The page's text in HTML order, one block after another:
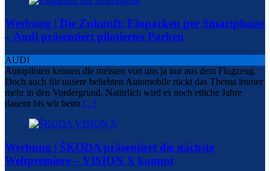
Werbung | Die Zukunft: Einparken per Smartphone
– Audi präsentiert pilotiertes Parken
AUDI
Autopiloten kennen die meisten von uns ja nur aus dem Flugzeug.
Doch auch für unsere beliebten Automobile rückt das Thema immer
mehr in den Vordergrund. Natürlich wird es noch etliche Jahre
dauern bis wir beim [...]
Werbung | ŠKODA präsentiert die nächste
Weltpremiere – VISION X kommt